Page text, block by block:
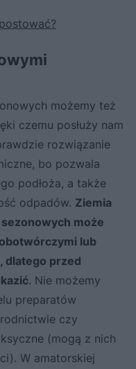
możemy też
czemu posłuży nam
rozwiązanie
bo pozwala
podłoża, a także
odpadów. Ziemia
może
lub
dlatego przed
. Nie możemy
preparatów
czy
(mogą z nich
W amatorskiej